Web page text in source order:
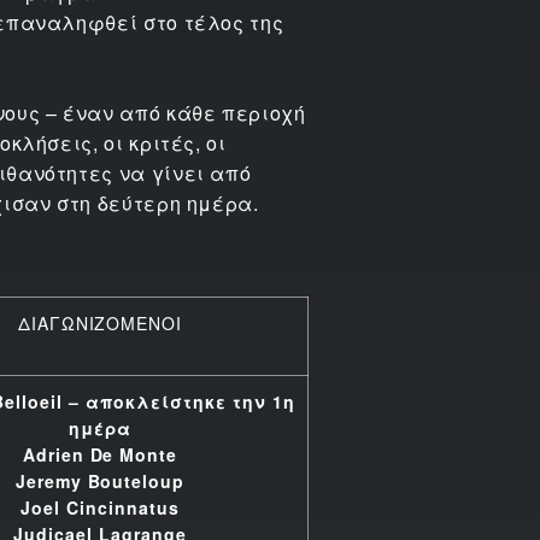
στο τέλος της
– έναν από κάθε περιοχή
οι κριτές, οι
να γίνει από
στη δεύτερη ημέρα.
ΔΙΑΓΩΝΙΖΟΜΕΝΟΙ
– αποκλείστηκε την 1η
ημέρα
Adrien De Monte
Jeremy Bouteloup
Joel Cincinnatus
Judicael Lagrange